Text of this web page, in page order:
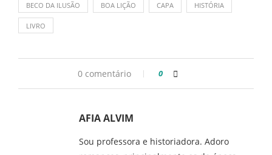
BECO DA ILUSÃO BOA LIÇÃO CAPA HISTÓRIA
LIVRO
0 comentário 0
AFIA ALVIM
Sou professora e historiadora. Adoro